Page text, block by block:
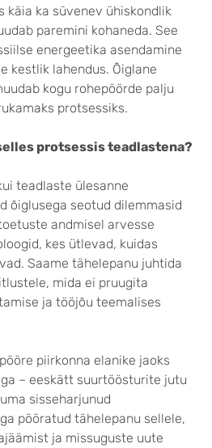
käia ka süvenev ühiskondlik
paremini kohaneda. See
energeetika asendamine
kestlik lahendus. Õiglane
kogu rohepöörde palju
protsessiks.
protsessis teadlastena?
teadlaste ülesanne
õiglusega seotud dilemmasid
andmisel arvesse
kes ütlevad, kuidas
Saame tähelepanu juhtida
mida ei pruugita
ja tööjõu teemalises
piirkonna elanike jaoks
– eeskätt suurtöösturite jutu
sisseharjunud
pööratud tähelepanu sellele,
ja missuguste uute